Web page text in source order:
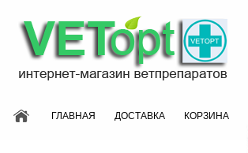
ГЛАВНАЯ ДОСТАВКА КОРЗИНА